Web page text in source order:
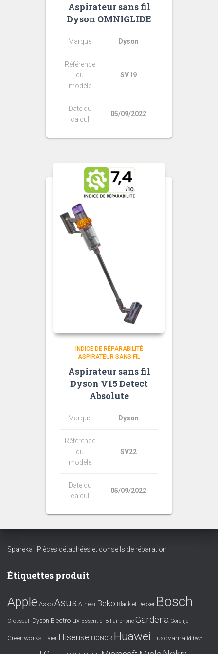
Aspirateur sans fil
Dyson OMNIGLIDE
Marque Dyson
Référence
du
modèle
SV19
Date du
calcul
05/09/2022
INDICE DE RÉPARABILITÉ
ASPIRATEUR SANS FIL
Aspirateur sans fil
Dyson V15 Detect
Absolute
Marque Dyson
Référence
du
modèle
SV22
Date du
calcul
05/09/2022
Spareka : Pièces détachées et conseils de réparation
Étiquettes produit
Apple Asko Asus Athesi Beko Black et Decker Bosch
Crosscall Dyson Electrolux Essentiel B Fairphone Gardena Gorenje
Greenworks Haier Hisense HONOR Huawei Husqvarna id tech